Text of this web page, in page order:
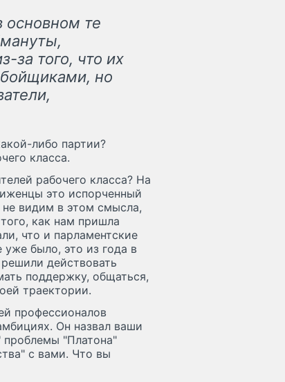
основном те
за того, что их
но
либо партии?
класса.
рабочего класса? На
это испорченный
видим в этом смысла,
как нам пришла
что и парламентские
уже было, это из года в
действовать
поддержку, общаться,
траектории.
профессионалов
Он назвал ваши
проблемы "Платона"
с вами. Что вы